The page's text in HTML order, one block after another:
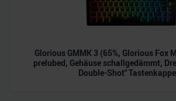
soziale Medien, Werbung und Analysen
Partner führen diese Informationen
haben oder die sie im Rahmen Ihrer
gesammelt haben.
Glorious GMMK 3 (65%, Glorious Fox
prelubed, Gehäuse schallgedämmt,
Double-Shot"